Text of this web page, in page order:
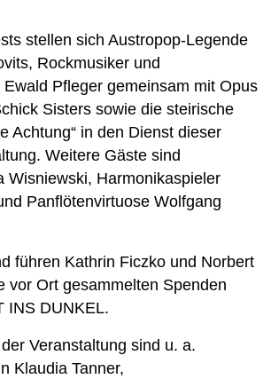
stellen sich Austropop-Legende
Rockmusiker und
Pfleger gemeinsam mit Opus
Sisters sowie die steirische
Achtung“ in den Dienst dieser
Weitere Gäste sind
Wisniewski, Harmonikaspieler
Panflötenvirtuose Wolfgang
führen Kathrin Ficzko und Norbert
vor Ort gesammelten Spenden
INS DUNKEL.
Veranstaltung sind u. a.
Klaudia Tanner,